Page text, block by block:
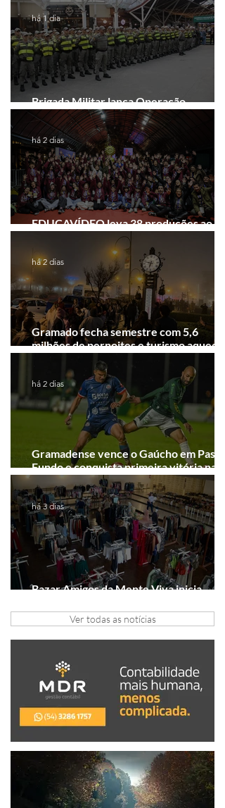
Brigada Militar lança Operação
Convergência na Região das Hortênsias
há 1 dia
EDUCAVÍDEO leva 38 produções ao
Festival de Cinema de Gramado
há 2 dias
Gramado fecha semestre com 5,6
milhões de pernoites e turismo
Junho desponta!
há 2 dias
Gramadense vence o Gaúcho em Passo
Fundo e conquista primeira vitória na
Série A2
há 2 dias
Bazar Amigos da Mente Viva inicia
há 3 dias
Ver todas as notícias